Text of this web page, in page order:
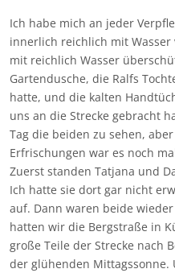
Ich habe mich an jeder
innerlich reichlich mit
mit reichlich Wasser
Gartendusche, die Ralfs
hatte, und die kalten
uns an die Strecke gebracht
Tag die beiden zu sehen,
Erfrischungen war es noch
Zuerst standen Tatjana und
Ich hatte sie dort gar nicht
auf. Dann waren beide
hatten wir die Bergstraße in
große Teile der Strecke nach
der glühenden Mittagssonne.